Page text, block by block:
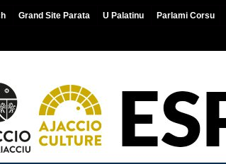
Grand Site Parata U Palatinu Parlami Corsu